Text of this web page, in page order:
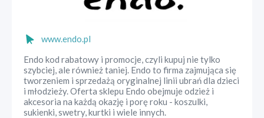
www.endo.pl
Endo kod rabatowy i promocje, czyli kupuj nie tylko
szybciej, ale również taniej. Endo to firma zajmująca się
tworzeniem i sprzedażą oryginalnej linii ubrań dla dzieci
i młodzieży. Oferta sklepu Endo obejmuje odzież i
akcesoria na każdą okazję i porę roku - koszulki,
sukienki, swetry, kurtki i wiele innych.